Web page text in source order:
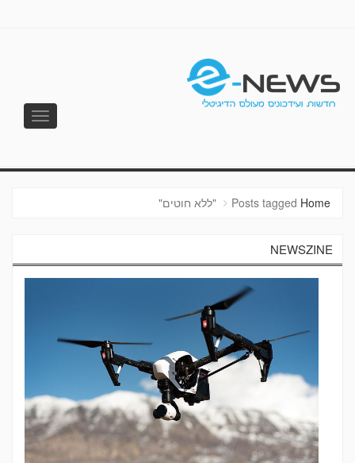
Toggle
Home Posts tagged "ללא חוטים"
NEWSZINE